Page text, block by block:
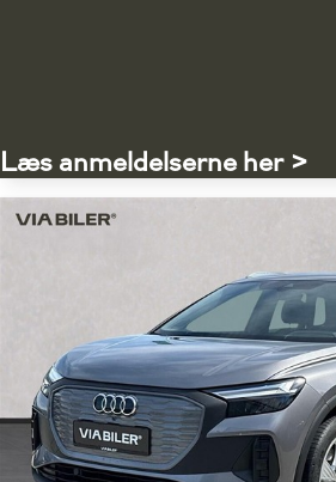
Læs anmeldelserne her >